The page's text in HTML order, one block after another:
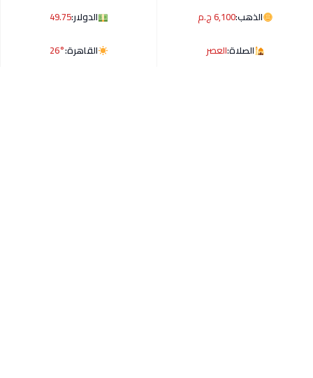
الذهب:6,100 ج.م الدولار:49.75
الصلاة:العصر القاهرة:26°